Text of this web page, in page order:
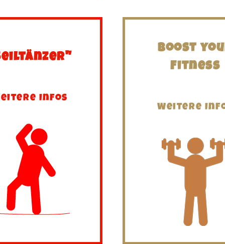
Infos
Boost
Fitness
Weitere